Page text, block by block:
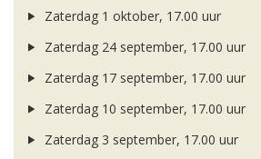
Zaterdag 1 oktober, 17.00 uur
Zaterdag 24 september, 17.00 uur
Zaterdag 17 september, 17.00 uur
Zaterdag 10 september, 17.00 uur
Zaterdag 3 september, 17.00 uur